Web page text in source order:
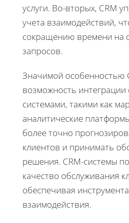
услуги. Во-вторых, CRM
учета взаимодействий,
сокращению времени на
запросов.
Значимой особенностью
возможность интеграции
системами, такими как
аналитические
более точно
клиентов и принимать
решения. CRM-системы
качество обслуживания
обеспечивая
взаимодействия.